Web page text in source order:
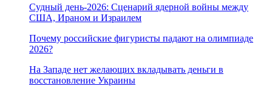
Судный день-2026: Сценарий ядерной войны между
США, Ираном и Израилем
Почему российские фигуристы падают на олимпиаде
2026?
На Западе нет желающих вкладывать деньги в
восстановление Украины